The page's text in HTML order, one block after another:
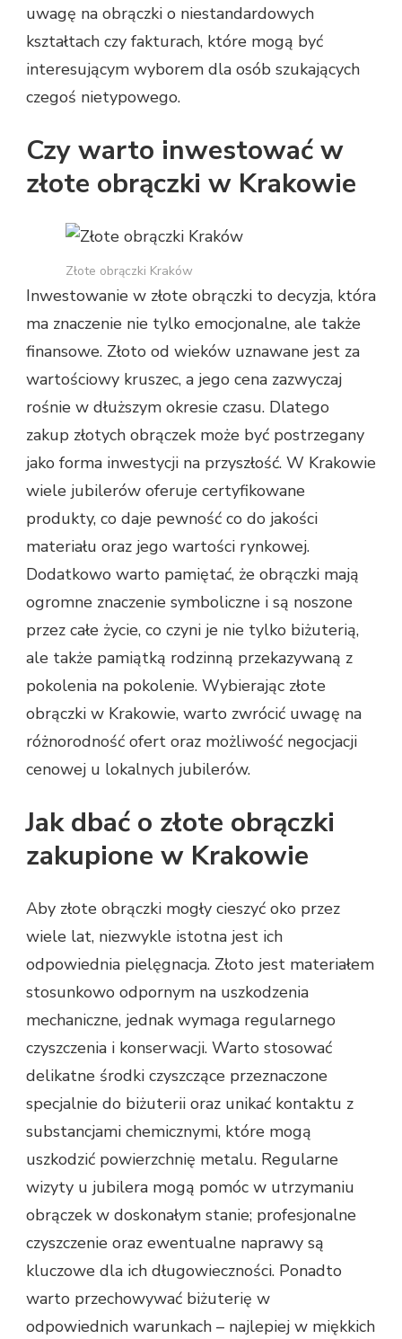
uwagę na obrączki o niestandardowych
kształtach czy fakturach, które mogą być
interesującym wyborem dla osób szukających
czegoś nietypowego.
Czy warto inwestować w
złote obrączki w Krakowie
Złote obrączki Kraków
Inwestowanie w złote obrączki to decyzja, która
ma znaczenie nie tylko emocjonalne, ale także
finansowe. Złoto od wieków uznawane jest za
wartościowy kruszec, a jego cena zazwyczaj
rośnie w dłuższym okresie czasu. Dlatego
zakup złotych obrączek może być postrzegany
jako forma inwestycji na przyszłość. W Krakowie
wiele jubilerów oferuje certyfikowane
produkty, co daje pewność co do jakości
materiału oraz jego wartości rynkowej.
Dodatkowo warto pamiętać, że obrączki mają
ogromne znaczenie symboliczne i są noszone
przez całe życie, co czyni je nie tylko biżuterią,
ale także pamiątką rodzinną przekazywaną z
pokolenia na pokolenie. Wybierając złote
obrączki w Krakowie, warto zwrócić uwagę na
różnorodność ofert oraz możliwość negocjacji
cenowej u lokalnych jubilerów.
Jak dbać o złote obrączki
zakupione w Krakowie
Aby złote obrączki mogły cieszyć oko przez
wiele lat, niezwykle istotna jest ich
odpowiednia pielęgnacja. Złoto jest materiałem
stosunkowo odpornym na uszkodzenia
mechaniczne, jednak wymaga regularnego
czyszczenia i konserwacji. Warto stosować
delikatne środki czyszczące przeznaczone
specjalnie do biżuterii oraz unikać kontaktu z
substancjami chemicznymi, które mogą
uszkodzić powierzchnię metalu. Regularne
wizyty u jubilera mogą pomóc w utrzymaniu
obrączek w doskonałym stanie; profesjonalne
czyszczenie oraz ewentualne naprawy są
kluczowe dla ich długowieczności. Ponadto
warto przechowywać biżuterię w
odpowiednich warunkach – najlepiej w miękkich